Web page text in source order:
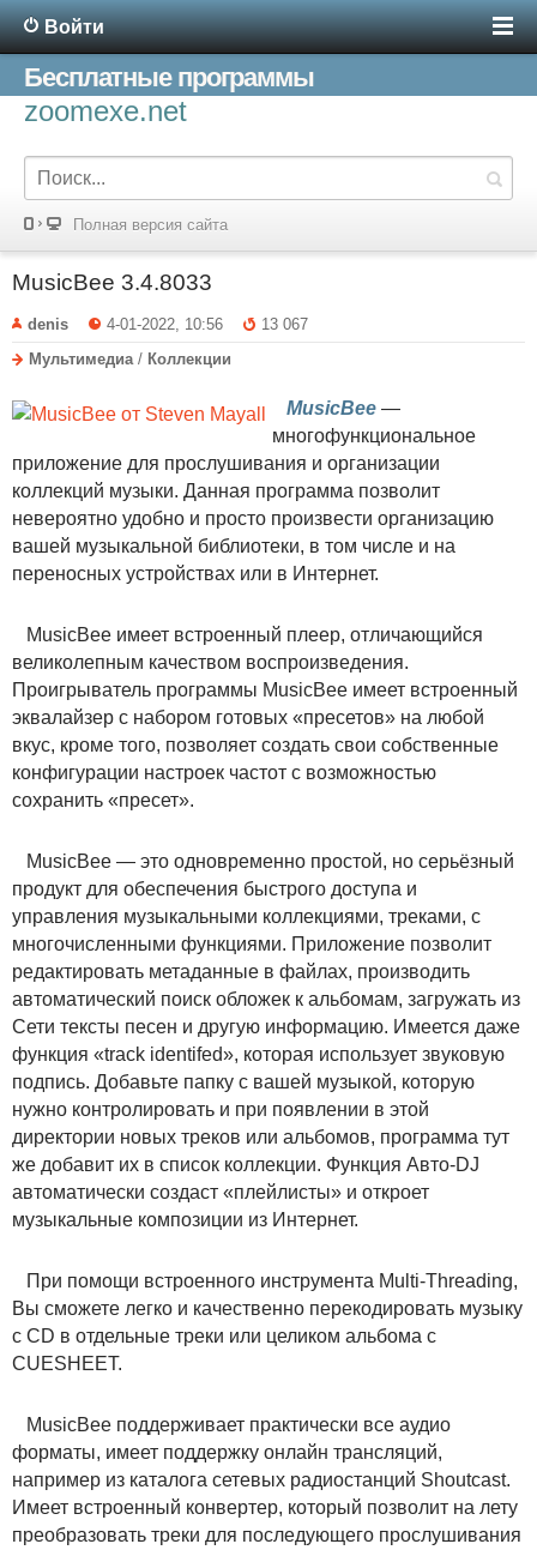
Войти
Бесплатные программы
zoomexe.net
Полная версия сайта
MusicBee 3.4.8033
denis 4-01-2022, 10:56
13 067
Мультимедиа / Коллекции
MusicBee —
многофункциональное
приложение для прослушивания и организации
коллекций музыки. Данная программа позволит
невероятно удобно и просто произвести организацию
вашей музыкальной библиотеки, в том числе и на
переносных устройствах или в Интернет.
MusicBee имеет встроенный плеер, отличающийся
великолепным качеством воспроизведения.
Проигрыватель программы MusicBee имеет встроенный
эквалайзер с набором готовых «пресетов» на любой
вкус, кроме того, позволяет создать свои собственные
конфигурации настроек частот с возможностью
сохранить «пресет».
MusicBee — это одновременно простой, но серьёзный
продукт для обеспечения быстрого доступа и
управления музыкальными коллекциями, треками, с
многочисленными функциями. Приложение позволит
редактировать метаданные в файлах, производить
автоматический поиск обложек к альбомам, загружать из
Сети тексты песен и другую информацию. Имеется даже
функция «track identifed», которая использует звуковую
подпись. Добавьте папку с вашей музыкой, которую
нужно контролировать и при появлении в этой
директории новых треков или альбомов, программа тут
же добавит их в список коллекции. Функция Авто-DJ
автоматически создаст «плейлисты» и откроет
музыкальные композиции из Интернет.
При помощи встроенного инструмента Multi-Threading,
Вы сможете легко и качественно перекодировать музыку
с CD в отдельные треки или целиком альбома с
CUESHEET.
MusicBee поддерживает практически все аудио
форматы, имеет поддержку онлайн трансляций,
например из каталога сетевых радиостанций Shoutcast.
Имеет встроенный конвертер, который позволит на лету
преобразовать треки для последующего прослушивания